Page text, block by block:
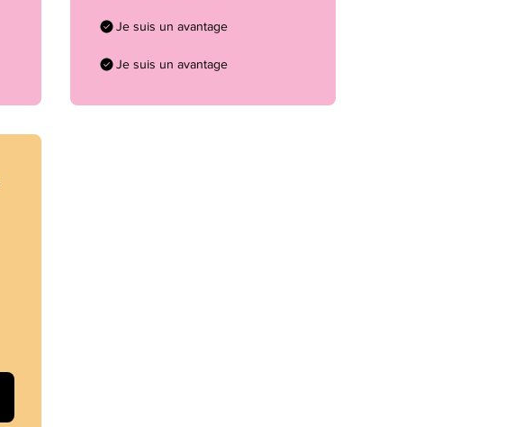
Je suis un avantage
Je suis un avantage